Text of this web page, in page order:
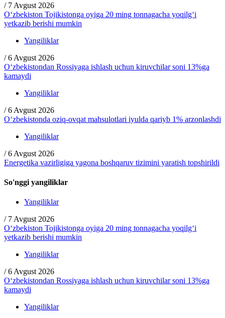
/ 7 Avgust 2026
O‘zbekiston Tojikistonga oyiga 20 ming tonnagacha yoqilg‘i
yetkazib berishi mumkin
Yangiliklar
/ 6 Avgust 2026
O‘zbekistondan Rossiyaga ishlash uchun kiruvchilar soni 13%ga
kamaydi
Yangiliklar
/ 6 Avgust 2026
O‘zbekistonda oziq-ovqat mahsulotlari iyulda qariyb 1% arzonlashdi
Yangiliklar
/ 6 Avgust 2026
Energetika vazirligiga yagona boshqaruv tizimini yaratish topshirildi
So'nggi yangiliklar
Yangiliklar
/ 7 Avgust 2026
O‘zbekiston Tojikistonga oyiga 20 ming tonnagacha yoqilg‘i
yetkazib berishi mumkin
Yangiliklar
/ 6 Avgust 2026
O‘zbekistondan Rossiyaga ishlash uchun kiruvchilar soni 13%ga
kamaydi
Yangiliklar